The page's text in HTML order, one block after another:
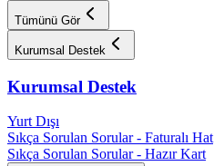
Tümünü Gör
Kurumsal Destek
Kurumsal Destek
Yurt Dışı
Sıkça Sorulan Sorular - Faturalı Hat
Sıkça Sorulan Sorular - Hazır Kart